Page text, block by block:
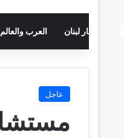
beiruttime
اخبار لبنان العرب والعالم
عاجل